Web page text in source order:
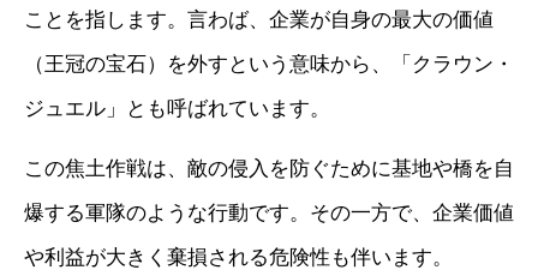
ことを指します。言わば、企業が自身の最大の価値
（王冠の宝石）を外すという意味から、「クラウン・
ジュエル」とも呼ばれています。
この焦土作戦は、敵の侵入を防ぐために基地や橋を自
爆する軍隊のような行動です。その一方で、企業価値
や利益が大きく棄損される危険性も伴います。